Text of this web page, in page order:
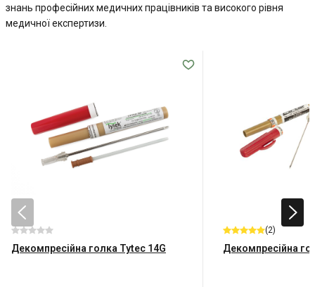
знань професійних медичних працівників та високого рівня
медичної експертизи.
Декомпресійна голка Tytec 14G
(2)
Декомпресійна